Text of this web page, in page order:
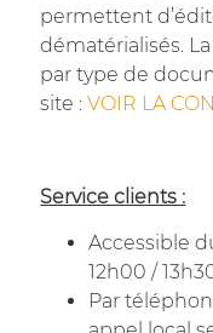
permettent
dématérialisés.
par type de
site :VOIR LA
Service clients :
Accessible
12h00 /
Par